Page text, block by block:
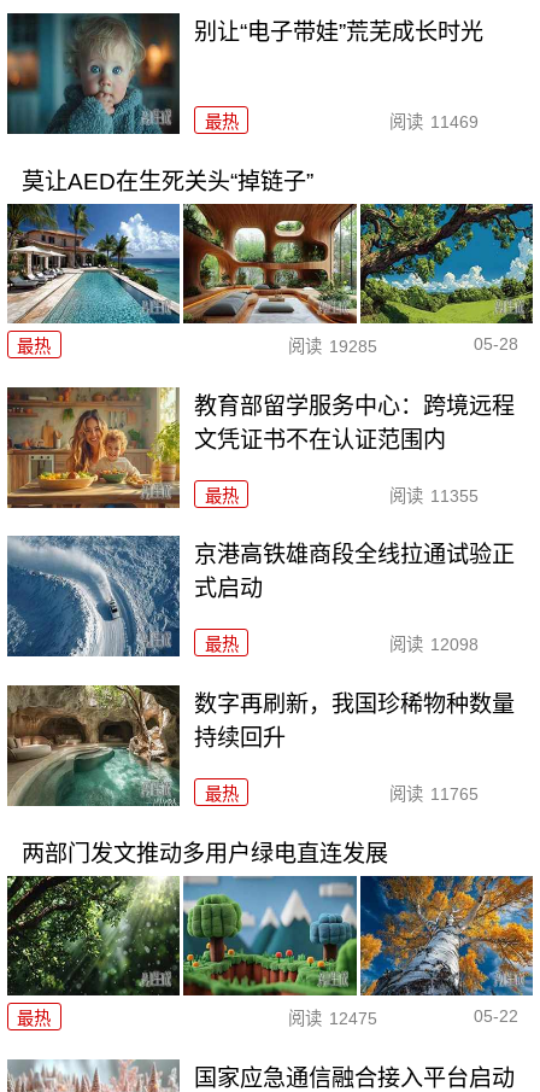
别让“电子带娃”荒芜成长时光
最热 阅读 11469
莫让AED在生死关头“掉链子”
最热 阅读 19285 05-28
教育部留学服务中心：跨境远程
文凭证书不在认证范围内
最热 阅读 11355
京港高铁雄商段全线拉通试验正
式启动
最热 阅读 12098
数字再刷新，我国珍稀物种数量
持续回升
最热 阅读 11765
两部门发文推动多用户绿电直连发展
最热 阅读 12475 05-22
国家应急通信融合接入平台启动